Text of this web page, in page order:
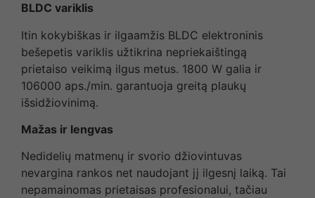
BLDC variklis
Itin kokybiškas ir ilgaamžis BLDC elektroninis
bešepetis variklis užtikrina nepriekaištingą
prietaiso veikimą ilgus metus. 1800 W galia ir
106000 aps./min. garantuoja greitą plaukų
išsidžiovinimą.
Mažas ir lengvas
Nedidelių matmenų ir svorio džiovintuvas
nevargina rankos net naudojant jį ilgesnį laiką. Tai
nepamainomas prietaisas profesionalui, tačiau